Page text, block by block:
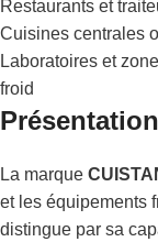
Restaurants et
Cuisines centrales
Laboratoires et
froid
La marque
et les équipements
distingue par sa